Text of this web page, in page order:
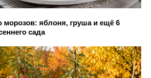
морозов: яблоня, груша и ещё 6
сада